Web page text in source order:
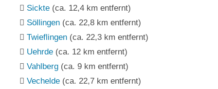
Sickte (ca. 12,4 km entfernt)
Söllingen (ca. 22,8 km entfernt)
Twieflingen (ca. 22,3 km entfernt)
Uehrde (ca. 12 km entfernt)
Vahlberg (ca. 9 km entfernt)
Vechelde (ca. 22,7 km entfernt)